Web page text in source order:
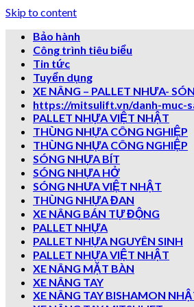
Skip to content
Bảo hành
Công trình tiêu biểu
Tin tức
Tuyển dụng
XE NÂNG – PALLET NHƯA-
https://mitsulift.vn/danh-muc-
PALLET NHỰA VIỆT NHẬT
THÙNG NHỰA CÔNG NGHIỆP
THÙNG NHỰA CÔNG NGHIỆP
SÓNG NHỰA BÍT
SÓNG NHỰA HỞ
SÓNG NHƯA VIỆT NHẬT
THÙNG NHỰA ĐAN
XE NÂNG BÁN TỰ ĐỘNG
PALLET NHỰA
PALLET NHỰA NGUYÊN SINH
PALLET NHỰA VIỆT NHẬT
XE NÂNG MẶT BÀN
XE NÂNG TAY
XE NÂNG TAY BISHAMON